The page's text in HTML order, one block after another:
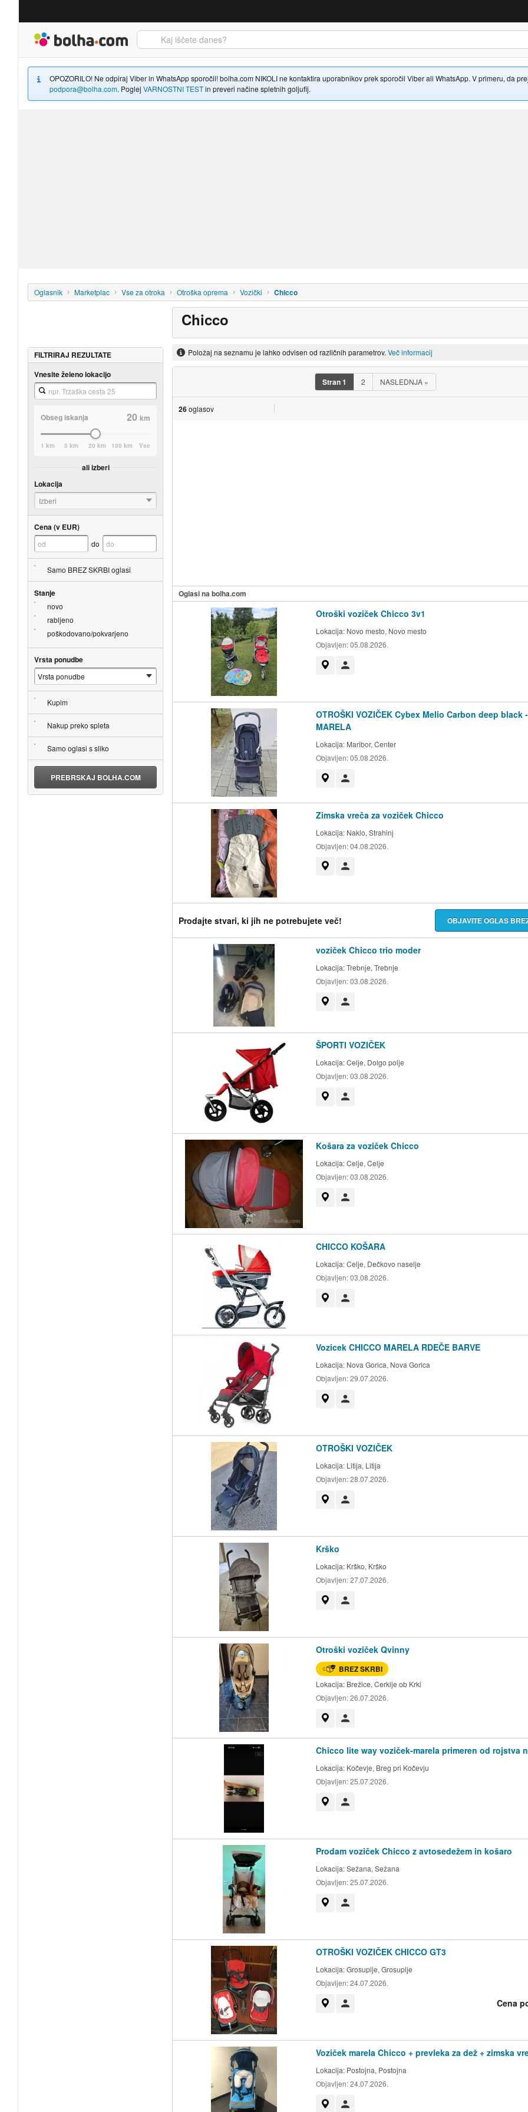
OPOZORILO! Ne odpiraj Viber in WhatsApp sporočil! bolha.com NIKOLI ne kontaktira uporabnikov prek sporočil Viber ali WhatsApp. V primeru, da
podpora@bolha.com. Poglej VARNOSTNI TESTin preveri načine spletnih goljufij.
Oglasnik Marketplac Vse za otroka Otroška oprema Vozički Chicco
Chicco
Položaj na seznamu je lahko odvisen od različnih parametrov. Več informacij
Stran1 2 NASLEDNJA »
26oglasov
Oglasi na bolha.com
Otroški voziček Chicco 3v1
Lokacija: Novo mesto, Novo mesto
Objavljen:05.08.2026.
OTROŠKI VOZIČEK Cybex Melio Carbon deep black -
MARELA
Lokacija: Maribor, Center
Objavljen:05.08.2026.
Zimska vreča za voziček Chicco
Lokacija: Naklo, Strahinj
Objavljen:04.08.2026.
Prodajte stvari, ki jih ne potrebujete več! OBJAVITE OGLAS
voziček Chicco trio moder
Lokacija:Trebnje, Trebnje
Objavljen:03.08.2026.
ŠPORTI VOZIČEK
Lokacija:Celje, Dolgo polje
Objavljen:03.08.2026.
Košara za voziček Chicco
Lokacija:Celje, Celje
Objavljen:03.08.2026.
CHICCO KOŠARA
Lokacija:Celje, Dečkovo naselje
Objavljen:03.08.2026.
Vozicek CHICCO MARELA RDEČE BARVE
Lokacija: Nova Gorica, Nova Gorica
Objavljen:29.07.2026.
OTROŠKI VOZIČEK
Lokacija: Litija, Litija
Objavljen:28.07.2026.
Krško
Lokacija: Krško, Krško
Objavljen:27.07.2026.
Otroški voziček Qvinny
BREZ SKRBI
Lokacija: Brežice, Cerklje ob Krki
Objavljen:26.07.2026.
Chicco lite way voziček-marela primeren od rojstva
Lokacija: Kočevje, Breg pri Kočevju
Objavljen:25.07.2026.
Prodam voziček Chicco z avtosedežem in košaro
Lokacija:Sežana, Sežana
Objavljen:25.07.2026.
OTROŠKI VOZIČEK CHICCO GT3
Lokacija:Grosuplje, Grosuplje
Objavljen:24.07.2026.
Cena
Voziček marela Chicco + prevleka za dež + zimska
Lokacija: Postojna, Postojna
Objavljen:24.07.2026.
FILTRIRAJ REZULTATE
Vnesite želeno lokacijo
Obseg iskanja 20km
1 km 5 km 20 km 100 km Vse
ali izberi
Lokacija
Izberi
Cena (v EUR)
do
Samo BREZ SKRBI oglasi
Stanje
novo
rabljeno
poškodovano/pokvarjeno
Vrsta ponudbe
Kupim
Nakup preko spleta
Samo oglasi s sliko
PREBRSKAJ BOLHA.COM